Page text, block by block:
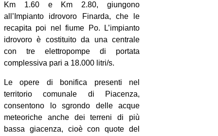
Km 1.60 e Km 2.80, giungono
all’Impianto idrovoro Finarda, che le
recapita poi nel fiume Po. L’impianto
idrovoro è costituito da una centrale
con tre elettropompe di portata
complessiva pari a 18.000 litri/s.
Le opere di bonifica presenti nel
territorio comunale di Piacenza,
consentono lo sgrondo delle acque
meteoriche anche dei terreni di più
bassa giacenza, cioè con quote del